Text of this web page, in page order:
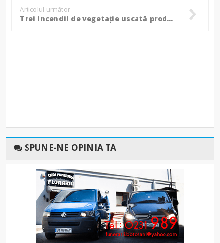
Articolul următor
Trei incendii de vegetație uscată produse în mai multe localități din Botoșani, avertismentul pompierilor!
SPUNE-NE OPINIA TA